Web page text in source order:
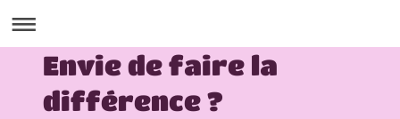
Envie de faire la
différence ?